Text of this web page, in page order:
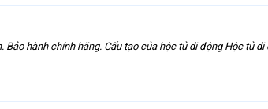
hành chính hãng. Cấu tạo của hộc tủ di động Hộc tủ